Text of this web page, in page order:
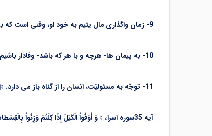
9- زمان واگذاری مال یتیم به خود او، وقتی است که به بلوغ فکری و اقتصادی و جسمی برسد. «حتّی یبلغ اشدّه»
10- به پیمان ها- هرچه و با هر که باشد- وفادار باشیم. «اوفوا بالعهد»
11- توجّه به مسئولیّت، انسان را از گناه باز می دارد. «اِنّ العهد کان مسئولا»
آیه 35سوره اسراء « وَ أَوْفُواْ الْکَیْلَ إِذَا کِلْتُمْ وَزِنُواْ بِالْقِسْطاسِ الْمُسْتَقِیمِ ذَلِکَ خَیْرٌ وَ أَحْسَنُ تَأْوِیلاً»